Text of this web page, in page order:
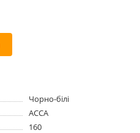
Чорно-білі
АССА
160